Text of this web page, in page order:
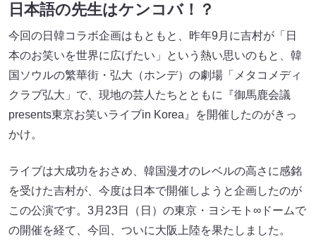
日本語の先生はケンコバ！？
今回の日韓コラボ企画はもともと、昨年9月に吉村が「日
本のお笑いを世界に広げたい」という熱い思いのもと、韓
国ソウルの繁華街・弘大（ホンデ）の劇場「メタコメディ
クラブ弘大」で、現地の芸人たちとともに『御馬鹿会議
presents東京お笑いライブin Korea』を開催したのがきっ
かけ。
ライブは大成功をおさめ、韓国漫才のレベルの高さに感銘
を受けた吉村が、今度は日本で開催しようと企画したのが
この公演です。3月23日（日）の東京・ヨシモト∞ドームで
の開催を経て、今回、ついに大阪上陸を果たしました。